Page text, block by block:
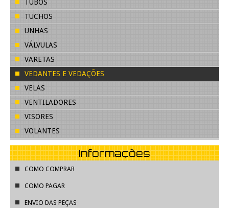
TUBOS
TUCHOS
UNHAS
VÁLVULAS
VARETAS
VEDANTES E VEDAÇÕES
VELAS
VENTILADORES
VISORES
VOLANTES
Informações
COMO COMPRAR
COMO PAGAR
ENVIO DAS PEÇAS